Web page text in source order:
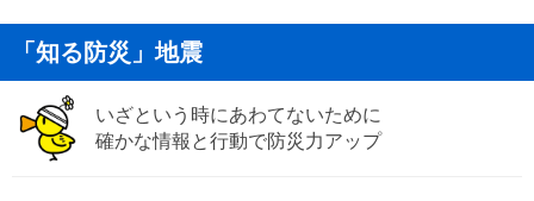
「知る防災」地震
いざという時にあわてないために
確かな情報と行動で防災力アップ